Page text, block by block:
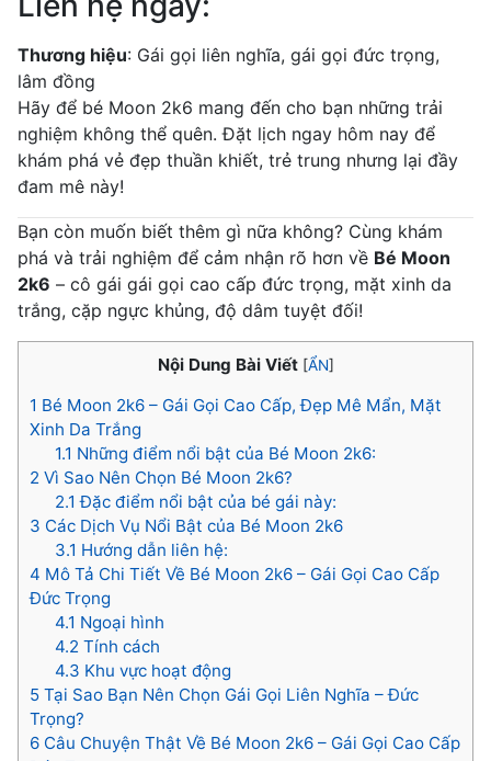
Thương hiệu: Gái gọi liên nghĩa, gái gọi đức trọng,
lâm đồng
Hãy để bé Moon 2k6 mang đến cho bạn những trải
nghiệm không thể quên. Đặt lịch ngay hôm nay để
khám phá vẻ đẹp thuần khiết, trẻ trung nhưng lại đầy
đam mê này!
Bạn còn muốn biết thêm gì nữa không? Cùng khám
phá và trải nghiệm để cảm nhận rõ hơn về Bé Moon
2k6 – cô gái gái gọi cao cấp đức trọng, mặt xinh da
trắng, cặp ngực khủng, độ dâm tuyệt đối!
Nội Dung Bài Viết [ẨN]
1 Bé Moon 2k6 – Gái Gọi Cao Cấp, Đẹp Mê Mẩn, Mặt
Xinh Da Trắng
1.1 Những điểm nổi bật của Bé Moon 2k6:
2 Vì Sao Nên Chọn Bé Moon 2k6?
2.1 Đặc điểm nổi bật của bé gái này:
3 Các Dịch Vụ Nổi Bật của Bé Moon 2k6
3.1 Hướng dẫn liên hệ:
4 Mô Tả Chi Tiết Về Bé Moon 2k6 – Gái Gọi Cao Cấp
Đức Trọng
4.1 Ngoại hình
4.2 Tính cách
4.3 Khu vực hoạt động
5 Tại Sao Bạn Nên Chọn Gái Gọi Liên Nghĩa – Đức
Trọng?
6 Câu Chuyện Thật Về Bé Moon 2k6 – Gái Gọi Cao Cấp